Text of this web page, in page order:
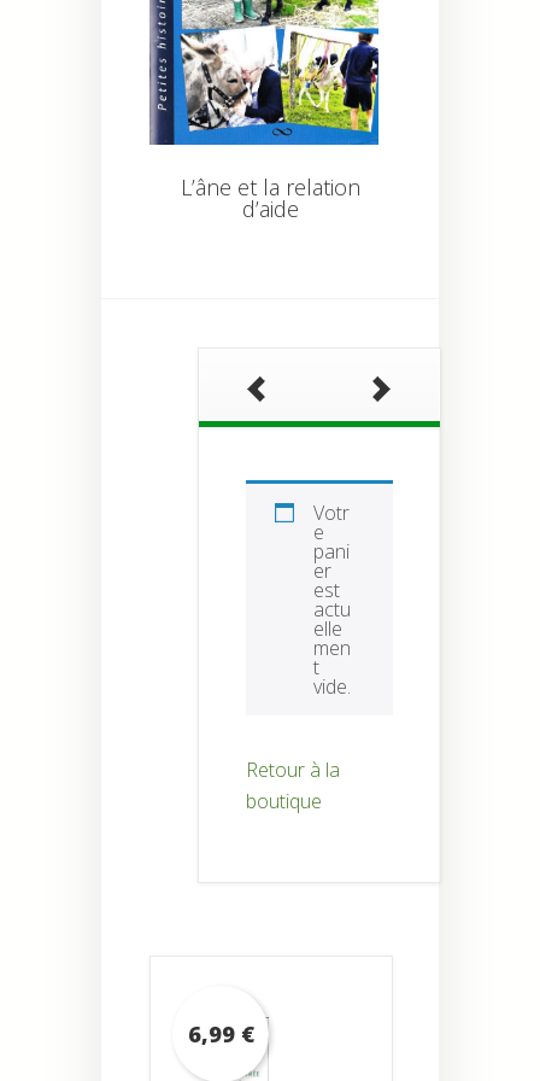
L’âne et la relation
d’aide
Votr
e
pani
er
est
actu
elle
men
t
vide.
Retour à la
boutique
6,99 €